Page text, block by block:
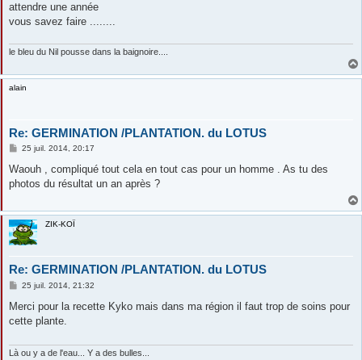
attendre une année
vous savez faire ........
le bleu du Nil pousse dans la baignoire....
alain
Re: GERMINATION /PLANTATION. du LOTUS
M
s
a
25 juil. 2014, 20:17
Waouh , compliqué tout cela en tout cas pour un homme . As tu des
photos du résultat un an après ?
ZIK-KOÏ
Re: GERMINATION /PLANTATION. du LOTUS
M
s
a
25 juil. 2014, 21:32
Merci pour la recette Kyko mais dans ma région il faut trop de soins pour
cette plante.
Là ou y a de l'eau... Y a des bulles...